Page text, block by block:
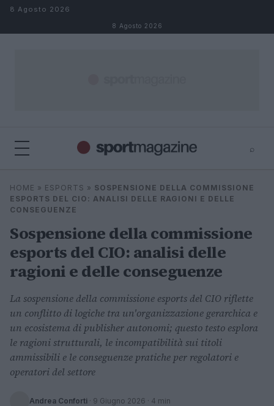
Salta al contenuto
8 Agosto 2026
8 Agosto 2026
⌕
Cerca
⌕
HOME » ESPORTS » SOSPENSIONE DELLA COMMISSIONE
ESPORTS DEL CIO: ANALISI DELLE RAGIONI E DELLE
CONSEGUENZE
Sospensione della commissione
esports del CIO: analisi delle
ragioni e delle conseguenze
La sospensione della commissione esports del CIO riflette
un conflitto di logiche tra un'organizzazione gerarchica e
un ecosistema di publisher autonomi; questo testo esplora
le ragioni strutturali, le incompatibilità sui titoli
ammissibili e le conseguenze pratiche per regolatori e
operatori del settore
Andrea Conforti · 9 Giugno 2026 · 4 min